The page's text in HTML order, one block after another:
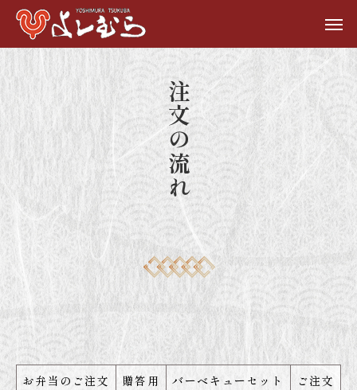
注文の流れ
お弁当のご注文 贈答用 バーベキューセット ご注文